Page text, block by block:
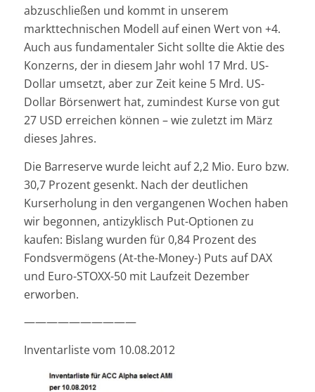
abzuschließen und kommt in unserem
markttechnischen Modell auf einen Wert von +4.
Auch aus fundamentaler Sicht sollte die Aktie des
Konzerns, der in diesem Jahr wohl 17 Mrd. US-
Dollar umsetzt, aber zur Zeit keine 5 Mrd. US-
Dollar Börsenwert hat, zumindest Kurse von gut
27 USD erreichen können – wie zuletzt im März
dieses Jahres.
Die Barreserve wurde leicht auf 2,2 Mio. Euro bzw.
30,7 Prozent gesenkt. Nach der deutlichen
Kurserholung in den vergangenen Wochen haben
wir begonnen, antizyklisch Put-Optionen zu
kaufen: Bislang wurden für 0,84 Prozent des
Fondsvermögens (At-the-Money-) Puts auf DAX
und Euro-STOXX-50 mit Laufzeit Dezember
erworben.
——————————
Inventarliste vom 10.08.2012